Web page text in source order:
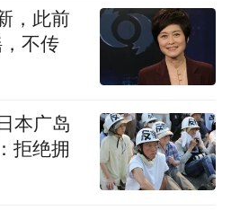
可能性不低，高通胀压
储会否选择加息，特别
在5月的议息会议上暗示
证券认为，美联储会平
险，即使短期内通胀压
居民的通胀预期相对稳
，此前
不传
本广岛
拒绝拥